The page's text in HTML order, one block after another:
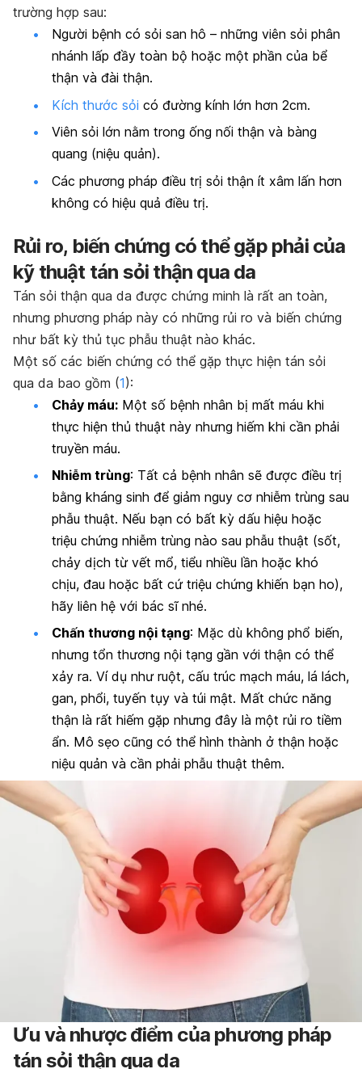
trường hợp sau:
Người bệnh có sỏi san hô – những viên sỏi phân
nhánh lấp đầy toàn bộ hoặc một phần của bể
thận và đài thận.
Kích thước sỏi có đường kính lớn hơn 2cm.
Viên sỏi lớn nằm trong ống nối thận và bàng
quang (niệu quản).
Các phương pháp điều trị sỏi thận ít xâm lấn hơn
không có hiệu quả điều trị.
Rủi ro, biến chứng có thể gặp phải của
kỹ thuật tán sỏi thận qua da
Tán sỏi thận qua da được chứng minh là rất an toàn,
nhưng phương pháp này có những rủi ro và biến chứng
như bất kỳ thủ tục phẫu thuật nào khác.
Một số các biến chứng có thể gặp thực hiện tán sỏi
qua da bao gồm (1):
Chảy máu: Một số bệnh nhân bị mất máu khi
thực hiện thủ thuật này nhưng hiếm khi cần phải
truyền máu.
Nhiễm trùng: Tất cả bệnh nhân sẽ được điều trị
bằng kháng sinh để giảm nguy cơ nhiễm trùng sau
phẫu thuật. Nếu bạn có bất kỳ dấu hiệu hoặc
triệu chứng nhiễm trùng nào sau phẫu thuật (sốt,
chảy dịch từ vết mổ, tiểu nhiều lần hoặc khó
chịu, đau hoặc bất cứ triệu chứng khiến bạn ho),
hãy liên hệ với bác sĩ nhé.
Chấn thương nội tạng: Mặc dù không phổ biến,
nhưng tổn thương nội tạng gần với thận có thể
xảy ra. Ví dụ như ruột, cấu trúc mạch máu, lá lách,
gan, phổi, tuyến tụy và túi mật. Mất chức năng
thận là rất hiếm gặp nhưng đây là một rủi ro tiềm
ẩn. Mô sẹo cũng có thể hình thành ở thận hoặc
niệu quản và cần phải phẫu thuật thêm.
Ưu và nhược điểm của phương pháp
tán sỏi thận qua da